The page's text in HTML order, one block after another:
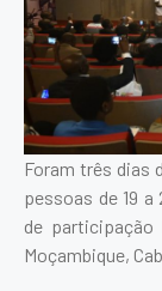
Foram três dias
pessoas de 19
de participação
Moçambique,